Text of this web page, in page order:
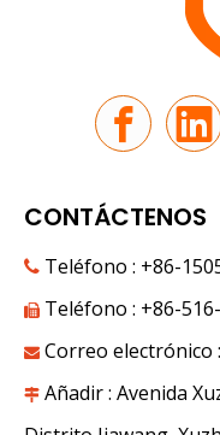
CONTÁCTENOS
 Teléfono : +86-
 Teléfono : +86-
 Correo electrónico :
 Añadir : Avenida